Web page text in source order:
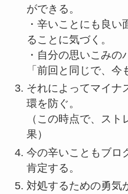
ができる。
・辛いことにも良
ることに気づく。
・自分の思いこみの
「前回と同じで、今
それによってマイナ
環を防ぐ。
（この時点で、ス
果）
今の辛いこともブロ
肯定する。
対処するための勇気